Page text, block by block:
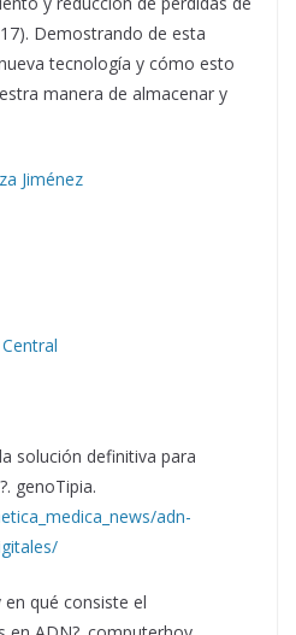
Demostrando de esta
tecnología y cómo esto
manera de almacenar y
Jiménez
solución definitiva para
genoTipia.
adn-
en qué consiste el